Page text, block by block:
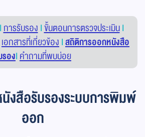
การรับรอง|ขั้นตอนการตรวจประเมิน|
เอกสารที่เกี่ยวข้อง|สถิติการออกหนังสือ
อง|คำถามที่พบบ่อย
งสือรับรองระบบการพิมพ์
ออก